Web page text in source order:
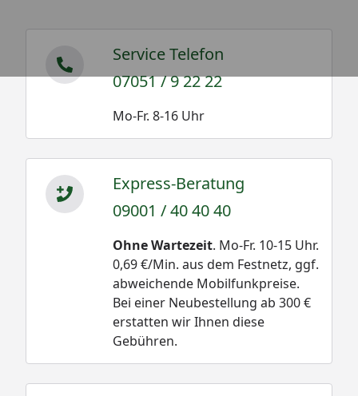
Service Telefon
07051 / 9 22 22
Mo-Fr. 8-16 Uhr
Express-Beratung
09001 / 40 40 40
Ohne Wartezeit. Mo-Fr. 10-15 Uhr.
0,69 €/Min. aus dem Festnetz, ggf.
abweichende Mobilfunkpreise.
Bei einer Neubestellung ab 300 €
erstatten wir Ihnen diese
Gebühren.